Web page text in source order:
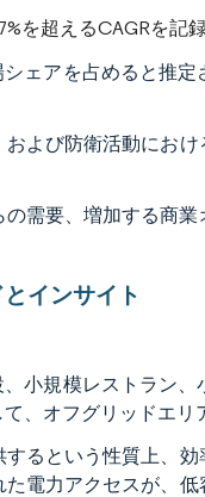
を超えるCAGRを記
ェアを占めると推
よび防衛活動にお
需要、増加する商
インサイト
小規模レストラン
、オフグリッドエリ
るという性質上、
電力アクセスが、